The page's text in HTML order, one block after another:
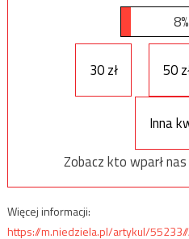
8%
30 zł 50
Inna
Zobacz kto wparł
Więcej informacji:
https://m.niedziela.pl/artykul/